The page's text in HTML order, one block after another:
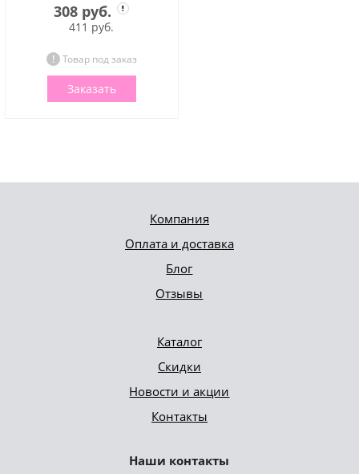
308 руб.
411 руб.
Товар под заказ
Заказать
Компания
Оплата и доставка
Блог
Отзывы
Каталог
Скидки
Новости и акции
Контакты
Наши контакты